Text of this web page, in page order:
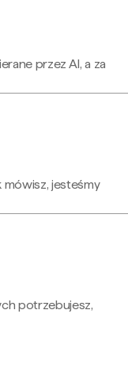
przez AI, a za
mówisz, jesteśmy
potrzebujesz,